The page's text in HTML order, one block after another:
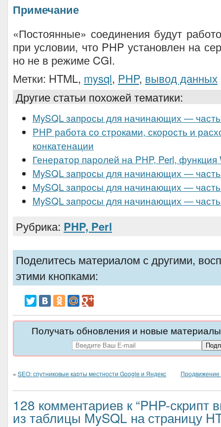
Примечание
«Постоянные» соединения будут
при условии, что PHP установлен на
но не в режиме CGI.
Метки: HTML, mysql, PHP, вывод данных
Другие статьи похожей тематики:
MySQL запросы для начинающих —
PHP работа со строками, скорость и
конкатенации
Генератор паролей на PHP, Perl, функция
MySQL запросы для начинающих —
MySQL запросы для начинающих — часть
MySQL запросы для начинающих — часть
Рубрика: PHP, Perl
Поделитесь материалом с другими,
этими кнопками:
Получать обновления и новые
« SEO: спутниковые карты местности Google и Яндекс Продвижение
128 комментариев к “PHP-скрипт
из таблицы MySQL на страницу